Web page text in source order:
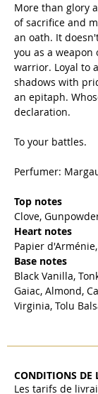
More than glory
of sacrifice and
an oath. It
you as a
warrior. Loyal to
shadows with
an epitaph.
declaration.
To your battles.
Perfumer:
Top notes
Clove,
Heart notes
Papier
Base notes
Black Vanilla,
Gaiac, Almond,
Virginia, Tolu
CONDITIONS DE
Les tarifs de